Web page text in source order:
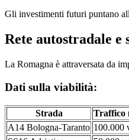
Gli investimenti futuri puntano
Rete autostradale
La Romagna è attraversata da
Dati sulla viabilità:
Strada Traffico
A14 Bologna-Taranto 100.000